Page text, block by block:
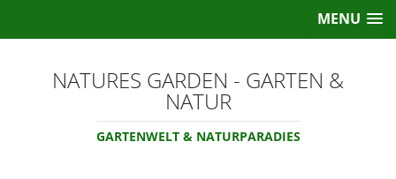
MENU
NATURES GARDEN - GARTEN &
NATUR
GARTENWELT & NATURPARADIES